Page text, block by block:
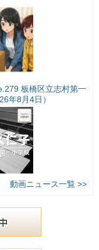
板橋区立志村第一
年8月4日）
動画ニュース一覧 >>